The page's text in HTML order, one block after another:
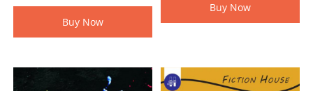
Buy Now
Buy Now